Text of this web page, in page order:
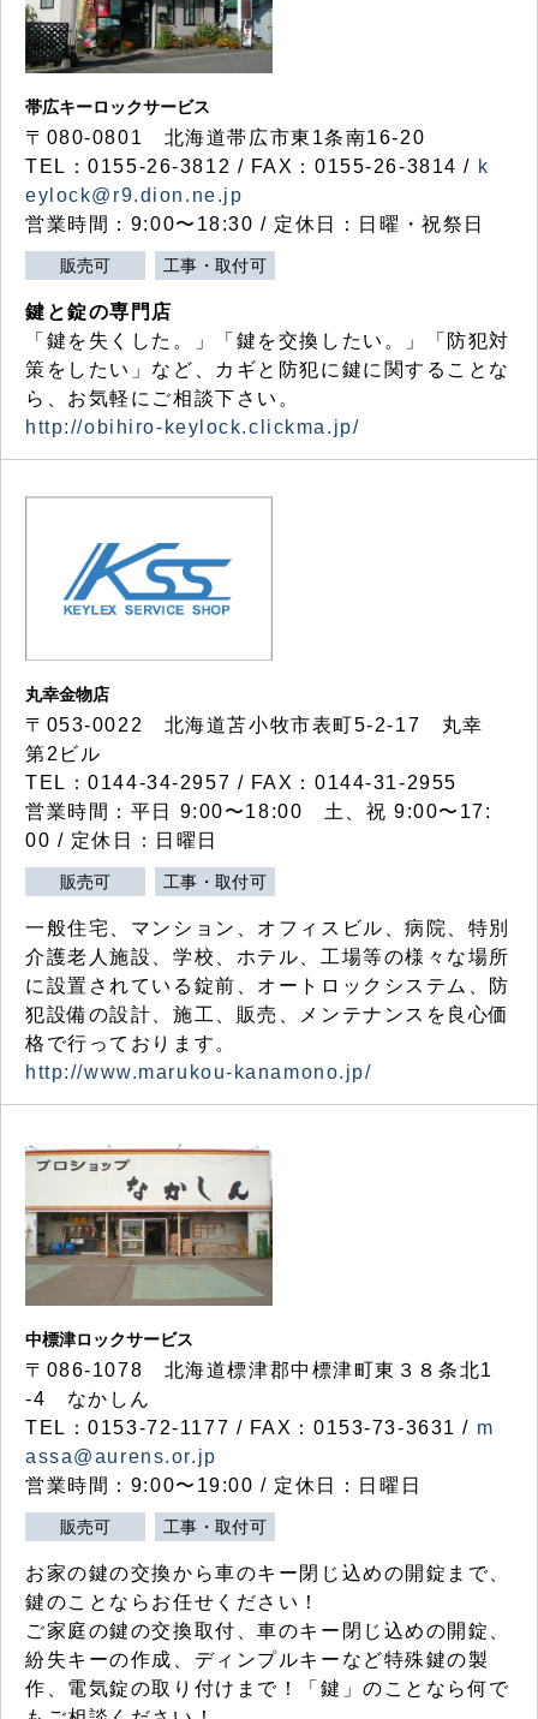
帯広キーロックサービス
〒080-0801 北海道帯広市東1条南16-20
TEL：0155-26-3812 / FAX：0155-26-3814 / k
eylock@r9.dion.ne.jp
営業時間：9:00〜18:30 / 定休日：日曜・祝祭日
販売可 工事・取付可
鍵と錠の専門店
「鍵を失くした。」「鍵を交換したい。」「防犯対
策をしたい」など、カギと防犯に鍵に関することな
ら、お気軽にご相談下さい。
http://obihiro-keylock.clickma.jp/
丸幸金物店
〒053-0022 北海道苫小牧市表町5-2-17 丸幸
第2ビル
TEL：0144-34-2957 / FAX：0144-31-2955
営業時間：平日 9:00〜18:00 土、祝 9:00〜17:
00 / 定休日：日曜日
販売可 工事・取付可
一般住宅、マンション、オフィスビル、病院、特別
介護老人施設、学校、ホテル、工場等の様々な場所
に設置されている錠前、オートロックシステム、防
犯設備の設計、施工、販売、メンテナンスを良心価
格で行っております。
http://www.marukou-kanamono.jp/
中標津ロックサービス
〒086-1078 北海道標津郡中標津町東３８条北1
-4 なかしん
TEL：0153-72-1177 / FAX：0153-73-3631 / m
assa@aurens.or.jp
営業時間：9:00〜19:00 / 定休日：日曜日
販売可 工事・取付可
お家の鍵の交換から車のキー閉じ込めの開錠まで、
鍵のことならお任せください！
ご家庭の鍵の交換取付、車のキー閉じ込めの開錠、
紛失キーの作成、ディンプルキーなど特殊鍵の製
作、電気錠の取り付けまで！「鍵」のことなら何で